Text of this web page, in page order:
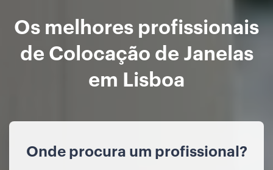
Os melhores profissionais
de Colocação de Janelas
em Lisboa
Onde procura um profissional?